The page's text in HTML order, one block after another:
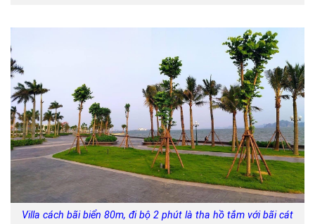
Villa cách bãi biển 80m, đi bộ 2 phút là tha hồ tắm với bãi cát